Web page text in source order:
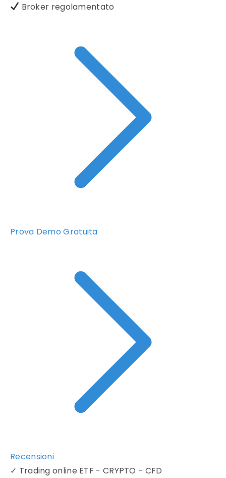
Broker regolamentato
Prova Demo Gratuita
Recensioni
✓ Trading online ETF - CRYPTO - CFD